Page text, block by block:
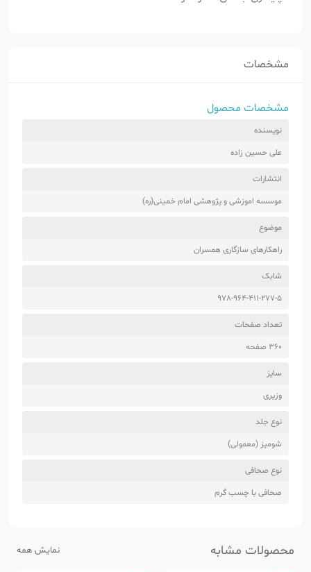
مشخصات
مشخصات محصول
نویسنده
علی حسین زاده
انتشارات
موسسه اموزشی و پژوهشی امام خمینی(ره)
موضوع
راهکارهای سازگاری همسران
شابک
978-964-411-277-5
تعداد صفحات
360 صفحه
سایز
وزیری
نوع جلد
شومیز (معمولی)
نوع صحافی
صحافی با چسب گرم
محصولات مشابه نمایش همه